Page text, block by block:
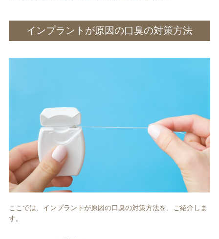
インプラントが原因の口臭の対策方法
ここでは、インプラントが原因の口臭の対策方法を、ご紹介しま
す。